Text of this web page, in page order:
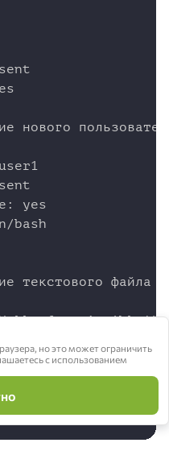
нового
yes
bash
текстового файла
from Ansible!"
new-user1/ansible-
user1
user1
но это может ограничить
с использованием